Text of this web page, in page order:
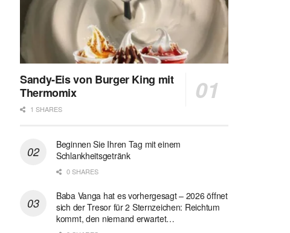
Sandy-Eis von Burger King mit
Thermomix
1 SHARES
Beginnen Sie Ihren Tag mit einem
Schlankheitsgetränk
0 SHARES
Baba Vanga hat es vorhergesagt – 2026 öffnet
sich der Tresor für 2 Sternzeichen: Reichtum
kommt, den niemand erwartet…